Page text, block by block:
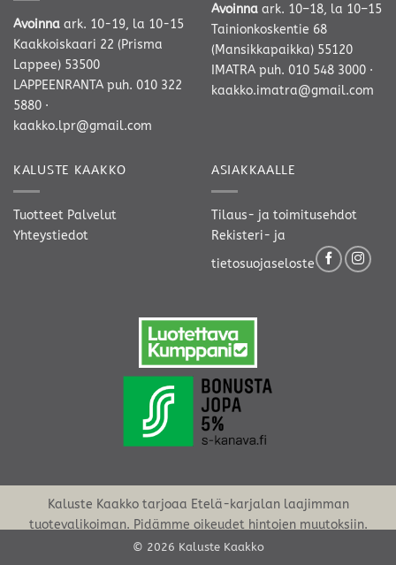
Avoinna ark. 10-19, la 10-15
Kaakkoiskaari 22 (Prisma
Lappee) 53500
LAPPEENRANTA puh. 010 322
5880 ·
kaakko.lpr@gmail.com
Avoinna ark. 10–18, la 10–15
Tainionkoskentie 68
(Mansikkapaikka) 55120
IMATRA puh. 010 548 3000 ·
kaakko.imatra@gmail.com
KALUSTE KAAKKO
Tuotteet Palvelut
Yhteystiedot
ASIAKKAALLE
Tilaus- ja toimitusehdot
Rekisteri- ja
tietosuojaseloste
Kaluste Kaakko tarjoaa Etelä-karjalan laajimman
tuotevalikoiman. Pidämme oikeudet hintojen muutoksiin.
© 2026 Kaluste Kaakko